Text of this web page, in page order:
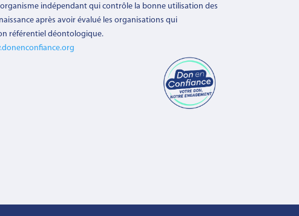
indépendant qui contrôle la bonne utilisation des
après avoir évalué les organisations qui
référentiel déontologique.